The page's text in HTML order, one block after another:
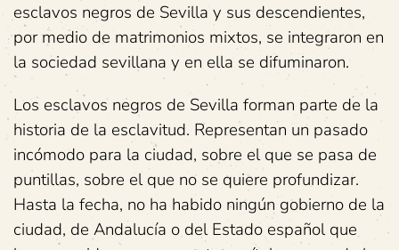
esclavos negros de Sevilla y sus descendientes,
por medio de matrimonios mixtos, se integraron en
la sociedad sevillana y en ella se difuminaron.
Los esclavos negros de Sevilla forman parte de la
historia de la esclavitud. Representan un pasado
incómodo para la ciudad, sobre el que se pasa de
puntillas, sobre el que no se quiere profundizar.
Hasta la fecha, no ha habido ningún gobierno de la
ciudad, de Andalucía o del Estado español que